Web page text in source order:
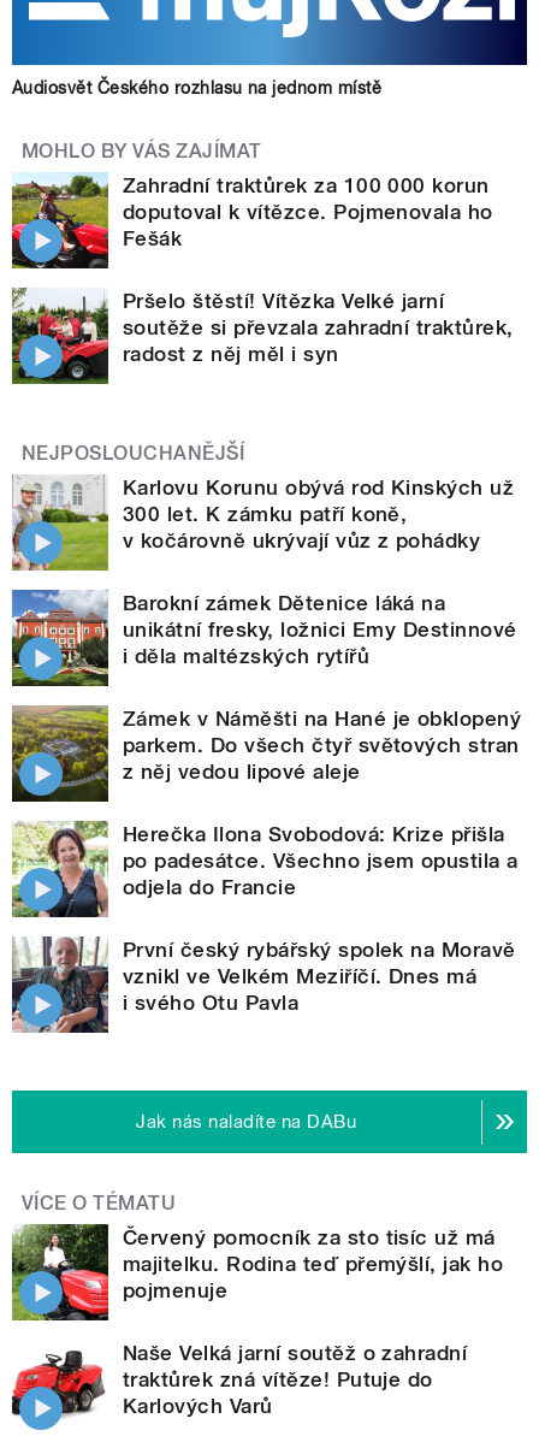
Audiosvět Českého rozhlasu na jednom místě
MOHLO BY VÁS ZAJÍMAT
Zahradní traktůrek za 100 000 korun
doputoval k vítězce. Pojmenovala ho
Fešák
Pršelo štěstí! Vítězka Velké jarní
soutěže si převzala zahradní traktůrek,
radost z něj měl i syn
NEJPOSLOUCHANĚJŠÍ
Karlovu Korunu obývá rod Kinských už
300 let. K zámku patří koně,
v kočárovně ukrývají vůz z pohádky
Barokní zámek Dětenice láká na
unikátní fresky, ložnici Emy Destinnové
i děla maltézských rytířů
Zámek v Náměšti na Hané je obklopený
parkem. Do všech čtyř světových stran
z něj vedou lipové aleje
Herečka Ilona Svobodová: Krize přišla
po padesátce. Všechno jsem opustila a
odjela do Francie
První český rybářský spolek na Moravě
vznikl ve Velkém Meziříčí. Dnes má
i svého Otu Pavla
Jak nás naladíte na DABu
VÍCE O TÉMATU
Červený pomocník za sto tisíc už má
majitelku. Rodina teď přemýšlí, jak ho
pojmenuje
Naše Velká jarní soutěž o zahradní
traktůrek zná vítěze! Putuje do
Karlových Varů